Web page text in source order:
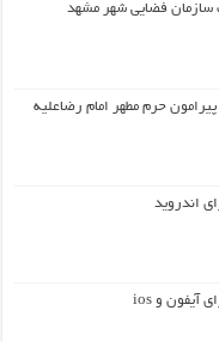
سازمان فضایی شهر مشهد
حرم مطهر امام رضاعليه